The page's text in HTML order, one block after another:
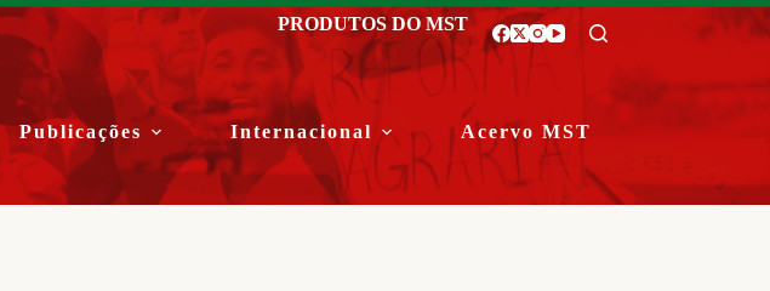
PRODUTOS DO MST
Publicações Internacional Acervo MST